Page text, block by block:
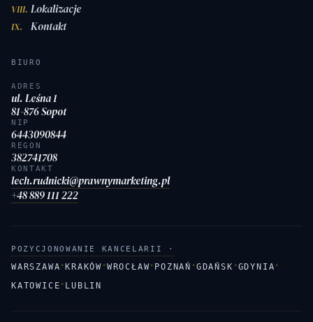
VIII. Lokalizacje
IX. Kontakt
BIURO
ADRES
ul. Leśna 1
81-876 Sopot
NIP
6443090844
REGON
382741708
KONTAKT
lech.rudnicki@prawnymarketing.pl
+48 889 111 222
POZYCJONOWANIE KANCELARII ·
WARSZAWA ·KRAKÓW ·WROCŁAW· POZNAŃ ·GDAŃSK ·GDYNIA ·
KATOWICE · LUBLIN